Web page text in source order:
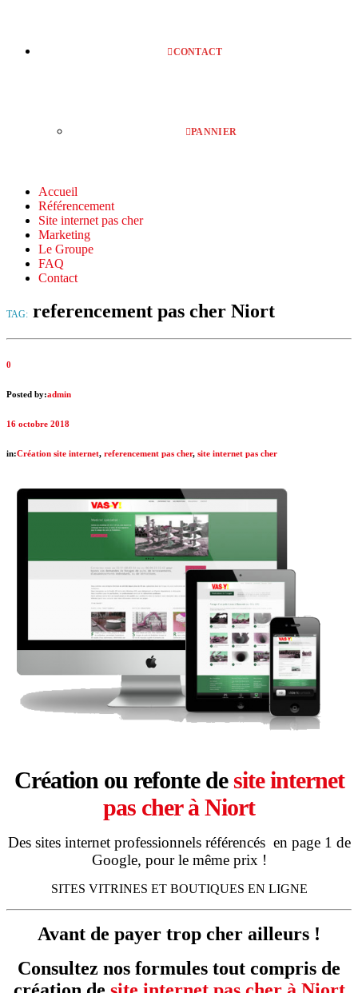
CONTACT
PANNIER
Accueil
Référencement
Site internet pas cher
Marketing
Le Groupe
FAQ
Contact
TAG: referencement pas cher Niort
0
Posted by:admin
16 octobre 2018
in:Création site internet, referencement pas cher, site internet pas cher
Création ou refonte de site internet
pas cher à Niort
Des sites internet professionnels référencés en page 1 de
Google, pour le même prix !
SITES VITRINES ET BOUTIQUES EN LIGNE
Avant de payer trop cher ailleurs !
Consultez nos formules tout compris de